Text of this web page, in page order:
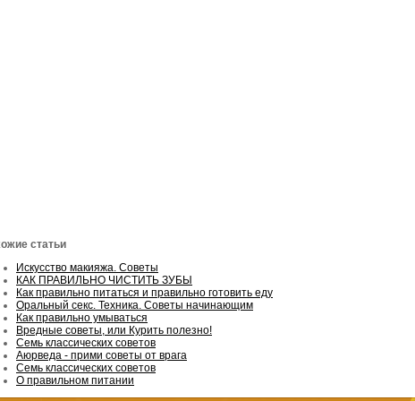
статьи
Искусство макияжа. Советы
КАК ПРАВИЛЬНО ЧИСТИТЬ ЗУБЫ
Как правильно питаться и правильно готовить еду
Оральный секс. Техника. Советы начинающим
Как правильно умываться
Вредные советы, или Курить полезно!
Семь классических советов
Аюрведа - прими советы от врага
Семь классических советов
О правильном питании